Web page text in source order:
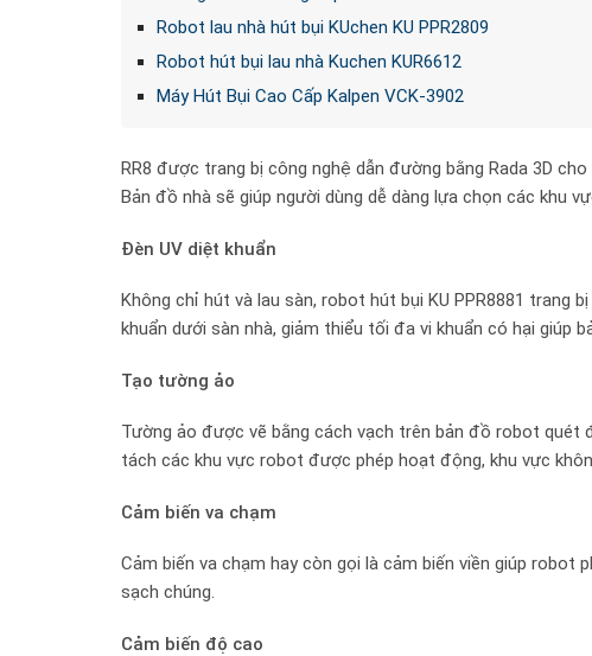
Robot lau nhà hút bụi KUchen KU PPR2809
Robot hút bụi lau nhà Kuchen KUR6612
Máy Hút Bụi Cao Cấp Kalpen VCK-3902
RR8 được trang bị công nghệ dẫn đường bằng Rada 3D
Bản đồ nhà sẽ giúp người dùng dễ dàng lựa chọn các khu
Đèn UV diệt khuẩn
Không chỉ hút và lau sàn, robot hút bụi KU PPR8881
khuẩn dưới sàn nhà, giảm thiểu tối đa vi khuẩn có hại giúp
Tạo tường ảo
Tường ảo được vẽ bằng cách vạch trên bản đồ robot
tách các khu vực robot được phép hoạt động, khu vực
Cảm biến va chạm
Cảm biến va chạm hay còn gọi là cảm biến viền giúp
sạch chúng.
Cảm biến độ cao